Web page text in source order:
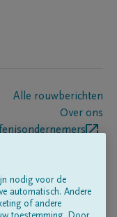
Alle rouwberichten
Over ons
nodig voor de
automatisch. Andere
of andere